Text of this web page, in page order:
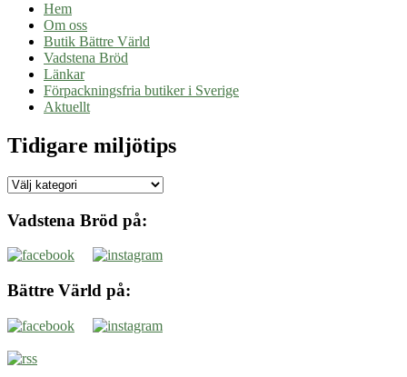
Hem
Om oss
Butik Bättre Värld
Vadstena Bröd
Länkar
Förpackningsfria butiker i Sverige
Aktuellt
Tidigare miljötips
Tidigare
Vadstena Bröd på:
Bättre Värld på: